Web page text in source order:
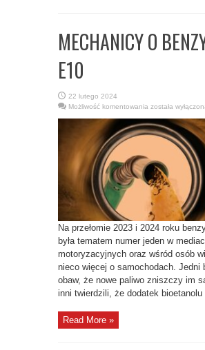
MECHANICY O
E10
22 lutego 2024
Możliwość komentowania MECHANICY
BENZYNIE
E10
została
Na przełomie 2023 i 2024 roku
była tematem numer jeden w
motoryzacyjnych oraz wśród osób
nieco więcej o samochodach. Jedni
obaw, że nowe paliwo zniszczy im
inni twierdzili, że dodatek bioetanolu
Read More »